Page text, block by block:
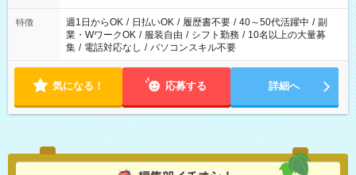
特徴 週1日からOK / 日払いOK / 履歴書不要 / 40～50代活躍中 / 副
業・WワークOK / 服装自由 / シフト勤務 / 10名以上の大量募
集 / 電話対応なし / パソコンスキル不要
気になる！ 応募する 詳細へ